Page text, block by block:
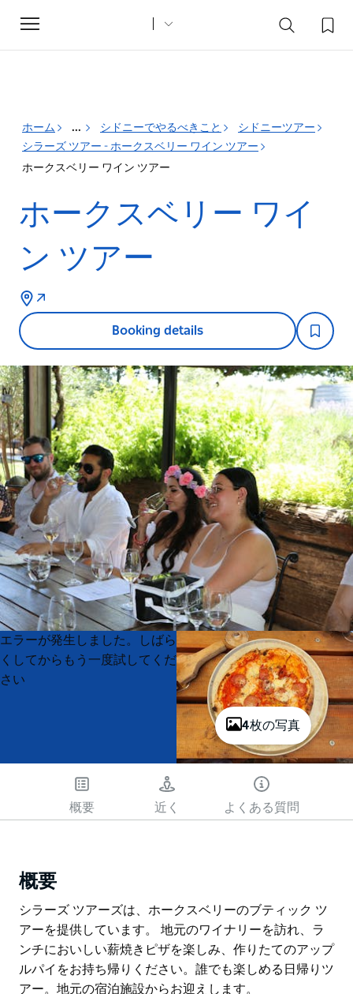
Toggle
navigation
ホーム ... シドニーでやるべきこと
シドニーツアー
シラーズ ツアー - ホークスベリー ワイン ツアー
ホークスベリー ワイン ツアー
ホークスベリー ワイ
ン ツアー
Booking details
4枚の写真
Product
List
Product
List
エラーが発生しました。しばら
くしてからもう一度試してくだ
さい
概要 近く よくある質問
概要
シラーズ ツアーズは、ホークスベリーのブティック ツ
アーを提供しています。 地元のワイナリーを訪れ、ラ
ンチにおいしい薪焼きピザを楽しみ、作りたてのアップ
ルパイをお持ち帰りください。誰でも楽しめる日帰りツ
アー。地元の宿泊施設からお迎えします。